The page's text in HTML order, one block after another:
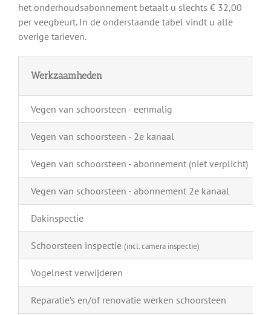
het onderhoudsabonnement betaalt u slechts € 32,00
per veegbeurt. In de onderstaande tabel vindt u alle
overige tarieven.
Werkzaamheden
Vegen van schoorsteen - eenmalig
Vegen van schoorsteen - 2e kanaal
Vegen van schoorsteen - abonnement (niet verplicht)
Vegen van schoorsteen - abonnement 2e kanaal
Dakinspectie
Schoorsteen inspectie (incl. camera inspectie)
Vogelnest verwijderen
Reparatie’s en/of renovatie werken schoorsteen